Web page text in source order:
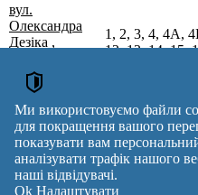
Поштові індекси України.
вул.
Олександра
Дезіка ,
Хмельницький
р-н,
Хмельницька
обл.
1, 2, 3, 4, 4А,
12, 13, 14, 15,
Вулиця №
reklama
Ми використовуємо файли
для покращення вашого
показувати вам
аналізувати трафік нашого
наші відвідувачі.
Ok Налаштувати